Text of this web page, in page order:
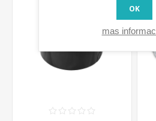
OK
mas